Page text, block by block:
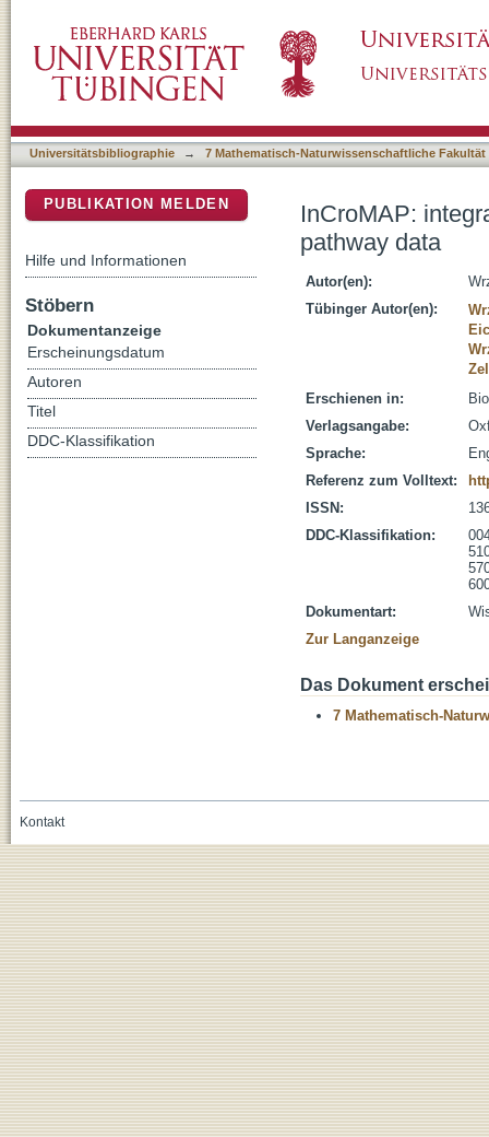
Universitätsbibliographie → 7 Mathematisch-Naturwissenschaftliche Fakultät
InCroMAP:
pathway data
Autor(en):
Tübinger Autor(en):
Erschienen in:
Verlagsangabe:
Sprache:
Referenz zum Volltext:
ISSN:
DDC-Klassifikation:
Dokumentart:
Zur Langanzeige
Das Dokument
7 Mathematisch-
PUBLIKATION MELDEN
Hilfe und Informationen
Stöbern
Dokumentanzeige
Erscheinungsdatum
Autoren
Titel
DDC-Klassifikation
Kontakt